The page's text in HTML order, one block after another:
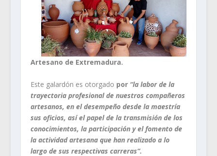
Artesano de Extremadura.
Este galardón es otorgado por “la labor de la
trayectoria profesional de nuestros compañeros
artesanos, en el desempeño desde la maestría
sus oficios, así el papel de la transmisión de los
conocimientos, la participación y el fomento de
la actividad artesana que han realizado a lo
largo de sus respectivas carreras”.